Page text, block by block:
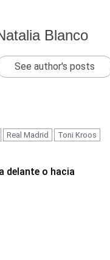
Blanco
See author's posts
Real Madrid Toni Kroos
delante o hacia